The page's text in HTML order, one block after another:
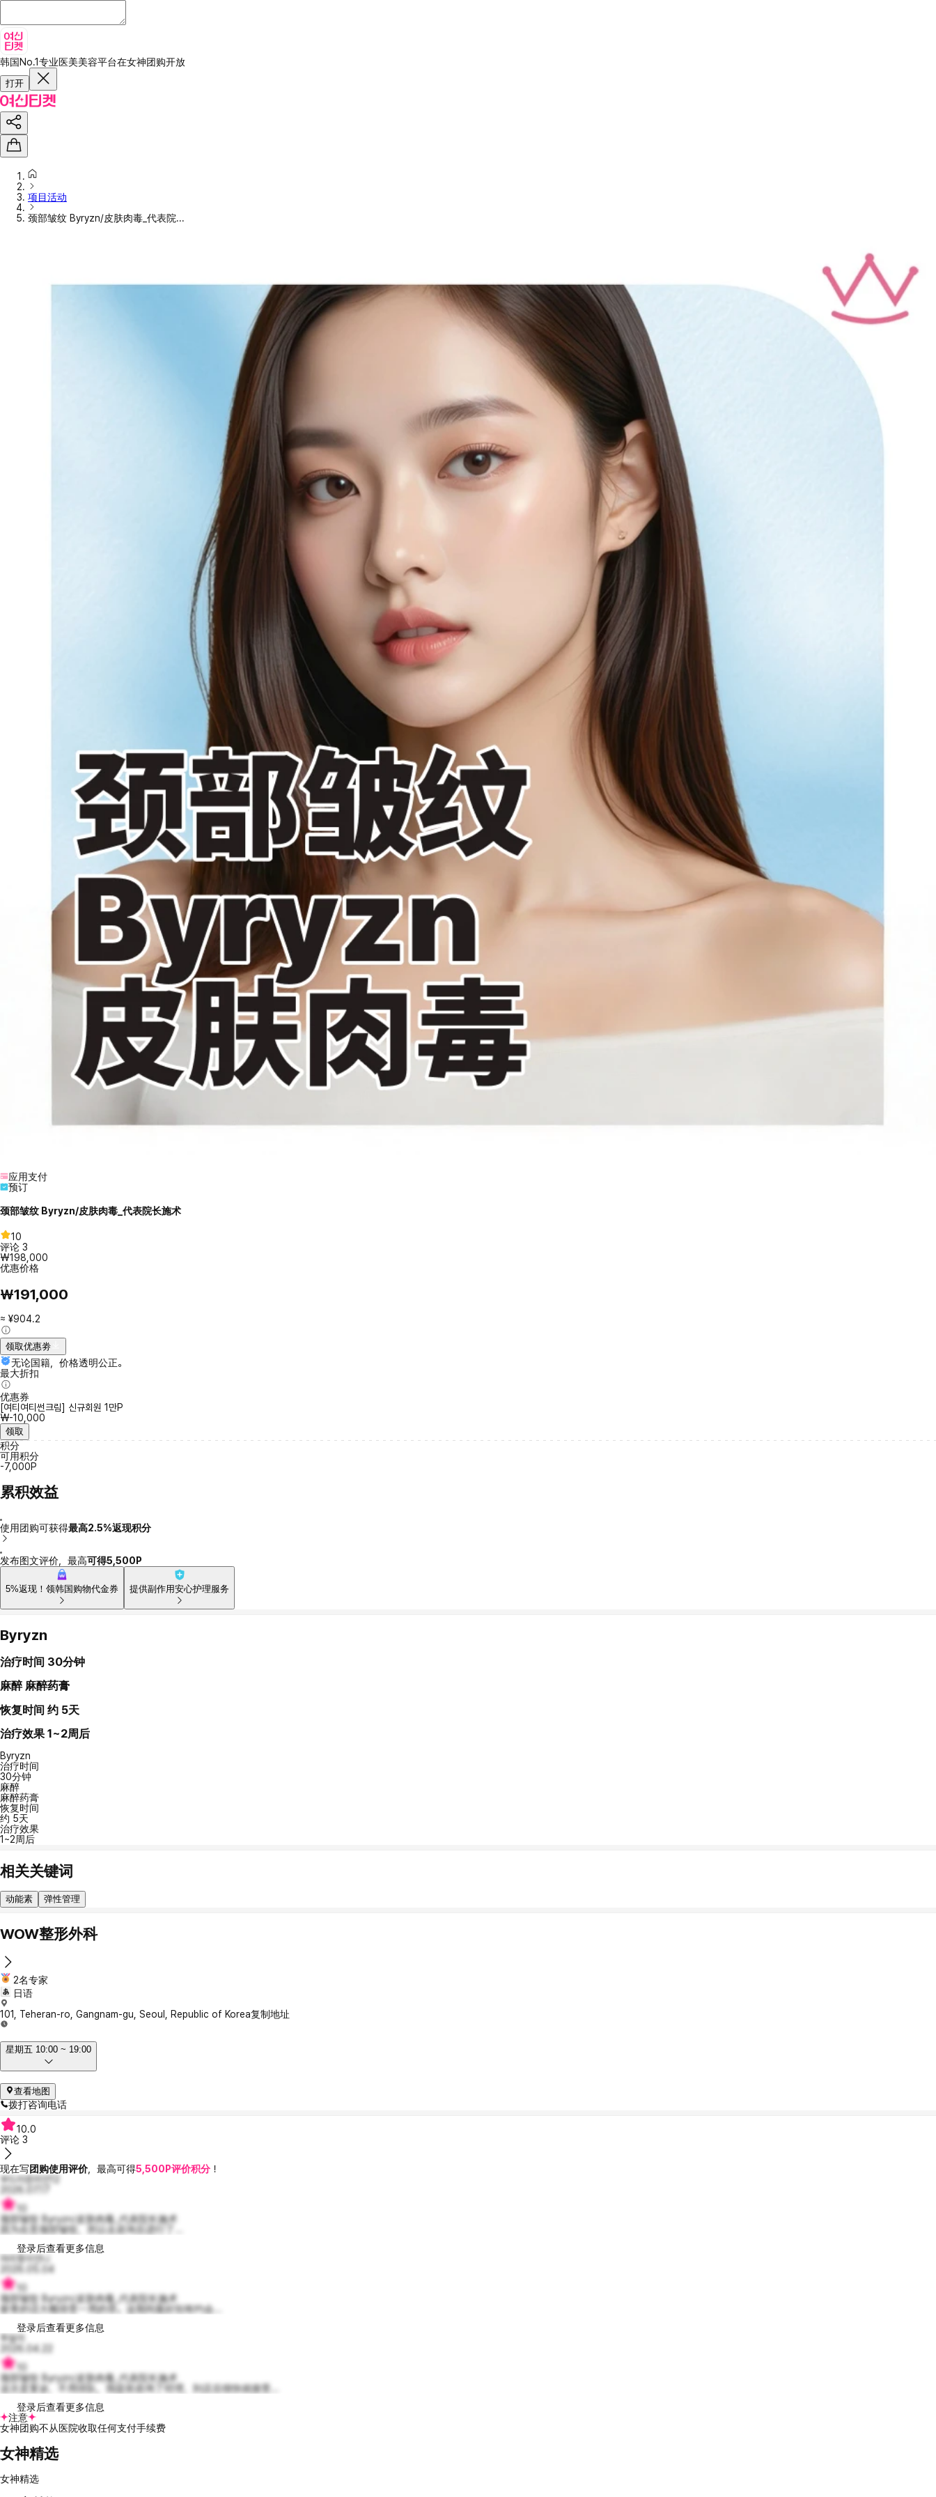
韩国No.1专业医美美容平台在女神团购开放
打开
项目活动
颈部皱纹 Byryzn/皮肤肉毒_代表院...
应用支付
预订
颈部皱纹 Byryzn/皮肤肉毒_代表院长施术
10
评论 3
₩198,000
优惠价格
₩191,000
≈ ¥904.2
领取优惠劵
无论国籍，价格透明公正。
最大折扣
优惠券
[여티여티썬크림] 신규회원 1만P
₩-10,000
领取
积分
可用积分
-7,000P
累积效益
使用团购可获得最高2.5%返现积分
发布图文评价，最高可得5,500P
5%返现！领韩国购物代金券 提供副作用安心护理服务
Byryzn
治疗时间 30分钟
麻醉 麻醉药膏
恢复时间 约 5天
治疗效果 1~2周后
Byryzn
治疗时间
30分钟
麻醉
麻醉药膏
恢复时间
约 5天
治疗效果
1~2周后
相关关键词
动能素 弹性管理
WOW整形外科
2名专家
日语
101, Teheran-ro, Gangnam-gu, Seoul, Republic of Korea复制地址
星期五 10:00 ~ 19:00
查看地图
拨打咨询电话
10.0
评论 3
现在写团购使用评价 ，最高可得5,500P评价积分 ！
부드러운리안12
2026.07.17
颈部皱纹 Byryzn/皮肤肉毒_代表院长施术
因为在意颈部皱纹，所以去咨询后进行了...
登录后查看更多信息
마리뚱이언니
2026.05.04
颈部皱纹 Byryzn/皮肤肉毒_代表院长施术
瘀青的话大概得受一周的罪。这期间最好别有约会...
登录后查看更多信息
투덜이
2026.04.22
颈部皱纹 Byryzn/皮肤肉毒_代表院长施术
这次是复诊，不用排队，我提前咨询了经理，到店后很快就接受...
登录后查看更多信息
注意
女神团购不从医院收取任何支付手续费
女神精选
女神精选